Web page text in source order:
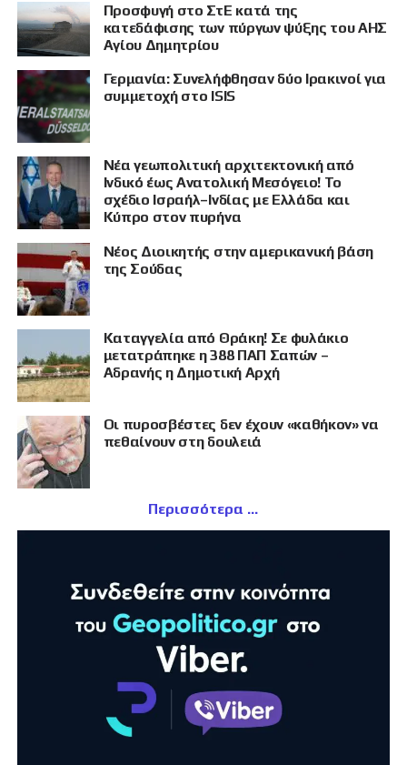
Προσφυγή στο ΣτΕ κατά της
κατεδάφισης των πύργων ψύξης του ΑΗΣ
Αγίου Δημητρίου
Γερμανία: Συνελήφθησαν δύο Ιρακινοί για
συμμετοχή στο ISIS
Νέα γεωπολιτική αρχιτεκτονική από
Ινδικό έως Ανατολική Μεσόγειο! Το
σχέδιο Ισραήλ–Ινδίας με Ελλάδα και
Κύπρο στον πυρήνα
Νέος Διοικητής στην αμερικανική βάση
της Σούδας
Καταγγελία από Θράκη! Σε φυλάκιο
μετατράπηκε η 388 ΠΑΠ Σαπών –
Αδρανής η Δημοτική Αρχή
Οι πυροσβέστες δεν έχουν «καθήκον» να
πεθαίνουν στη δουλειά
Περισσότερα